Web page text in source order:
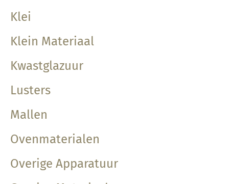
Klei
Klein Materiaal
Kwastglazuur
Lusters
Mallen
Ovenmaterialen
Overige Apparatuur